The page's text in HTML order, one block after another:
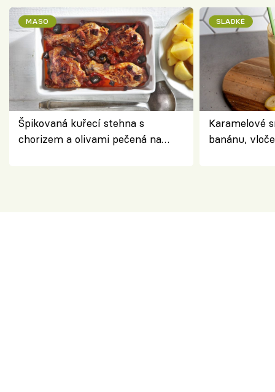
MASO
Špikovaná kuřecí stehna s
chorizem a olivami pečená na
SLADKÉ
Karamelové
banánu,